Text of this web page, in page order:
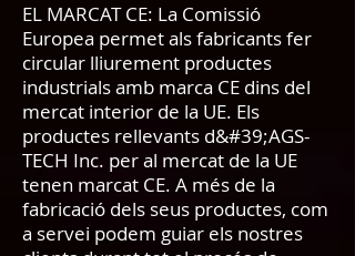
EL MARCAT CE: La Comissió
Europea permet als fabricants fer
circular lliurement productes
industrials amb marca CE dins del
mercat interior de la UE. Els
productes rellevants d&#39;AGS-
TECH Inc. per al mercat de la UE
tenen marcat CE. A més de la
fabricació dels seus productes, com
a servei podem guiar els nostres